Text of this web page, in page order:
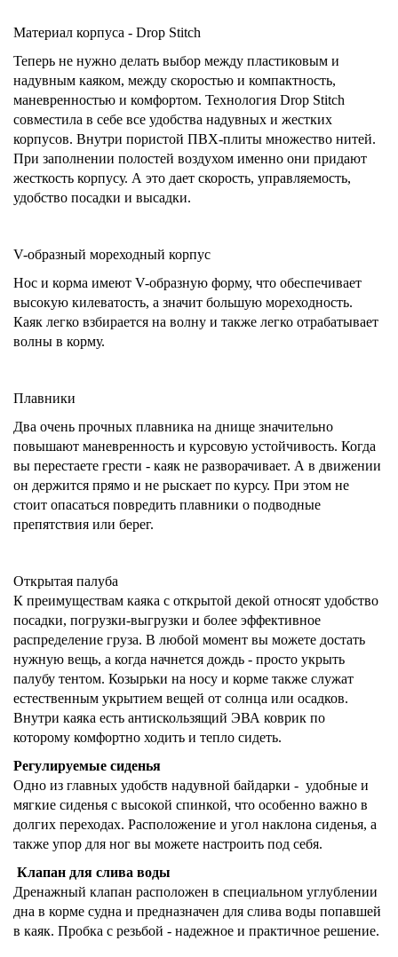
Материал корпуса - Drop Stitch
Теперь не нужно делать выбор между пластиковым и
надувным каяком, между скоростью и компактность,
маневренностью и комфортом. Технология Drop Stitch
совместила в себе все удобства надувных и жестких
корпусов. Внутри пористой ПВХ-плиты множество нитей.
При заполнении полостей воздухом именно они придают
жесткость корпусу. А это дает скорость, управляемость,
удобство посадки и высадки.
V-образный мореходный корпус
Нос и корма имеют V-образную форму, что обеспечивает
высокую килеватость, а значит большую мореходность.
Каяк легко взбирается на волну и также легко отрабатывает
волны в корму.
Плавники
Два очень прочных плавника на днище значительно
повышают маневренность и курсовую устойчивость. Когда
вы перестаете грести - каяк не разворачивает. А в движении
он держится прямо и не рыскает по курсу. При этом не
стоит опасаться повредить плавники о подводные
препятствия или берег.
Открытая палуба
К преимуществам каяка с открытой декой относят удобство
посадки, погрузки-выгрузки и более эффективное
распределение груза. В любой момент вы можете достать
нужную вещь, а когда начнется дождь - просто укрыть
палубу тентом. Козырьки на носу и корме также служат
естественным укрытием вещей от солнца или осадков.
Внутри каяка есть антискользящий ЭВА коврик по
которому комфортно ходить и тепло сидеть.
Регулируемые сиденья
Одно из главных удобств надувной байдарки - удобные и
мягкие сиденья с высокой спинкой, что особенно важно в
долгих переходах. Расположение и угол наклона сиденья, а
также упор для ног вы можете настроить под себя.
Клапан для слива воды
Дренажный клапан расположен в специальном углублении
дна в корме судна и предназначен для слива воды попавшей
в каяк. Пробка с резьбой - надежное и практичное решение.